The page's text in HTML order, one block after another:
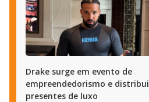
Drake surge em evento de
empreendedorismo e distribui
presentes de luxo